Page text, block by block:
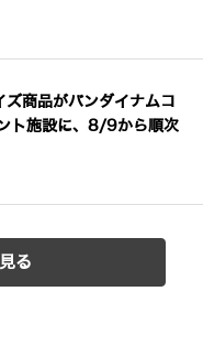
ズ商品がバンダイナムコ
ト施設に、8/9から順次
る